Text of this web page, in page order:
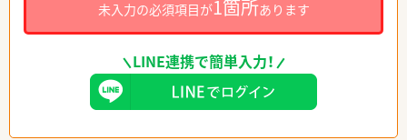
未入力の必須項目が1箇所あります
LINE連携で簡単入力！